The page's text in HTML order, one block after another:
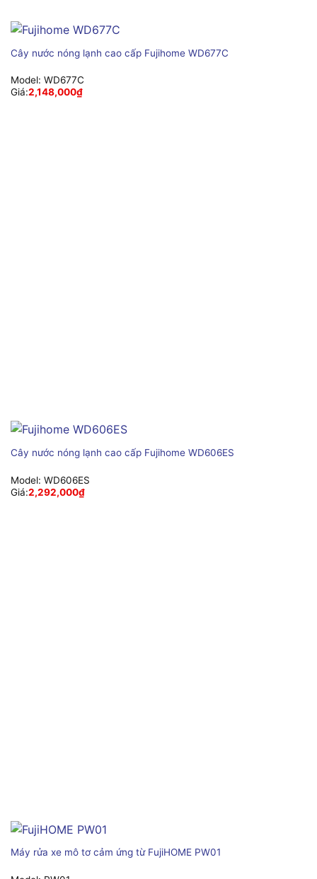
Cây nước nóng lạnh cao cấp Fujihome WD677C
Model: WD677C
Giá:2,148,000₫
Cây nước nóng lạnh cao cấp Fujihome WD606ES
Model: WD606ES
Giá:2,292,000₫
Máy rửa xe mô tơ cảm ứng từ FujiHOME PW01